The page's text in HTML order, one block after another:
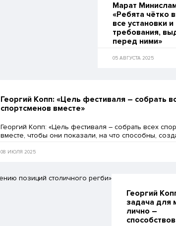
Марат
«Ребята чётко
все установки и
требования,
перед ними»
Победный финал
подготовке к
и ключевых
05 АВГУСТА 2025
Георгий Копп: «Цель фестиваля – собрать
спортсменов вместе»
Георгий Копп: «Цель фестиваля – собрать всех
вместе, чтобы они показали, на что способны,
регбийный путь»
08 ИЮЛЯ 2025
Георгий
задача для
лично –